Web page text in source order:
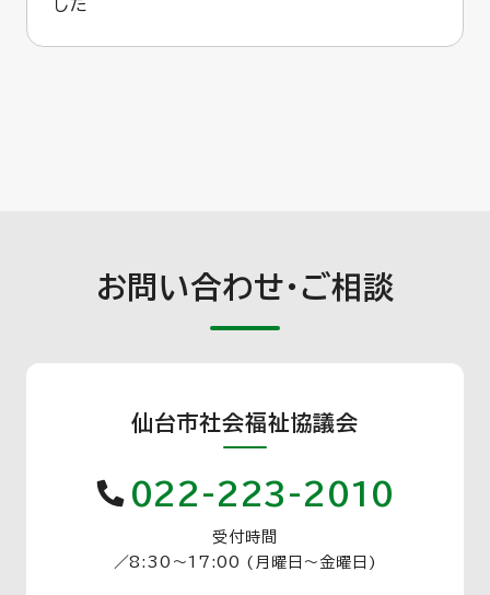
した
お問い合わせ・ご相談
仙台市社会福祉協議会
022-223-2010
受付時間
／8:30〜17:00 (月曜日〜金曜日)